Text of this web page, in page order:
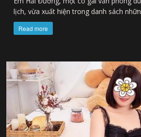
lịch, vừa xuất hiện trong danh sách
Read more